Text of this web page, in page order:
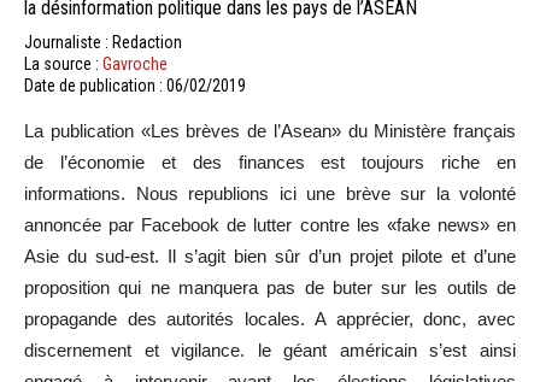
la désinformation politique dans les pays de l’ASEAN
Journaliste : Redaction
La source : Gavroche
Date de publication : 06/02/2019
La publication «Les brèves de l’Asean» du Ministère français
de l’économie et des finances est toujours riche en
informations. Nous republions ici une brève sur la volonté
annoncée par Facebook de lutter contre les «fake news» en
Asie du sud-est. Il s’agit bien sûr d’un projet pilote et d’une
proposition qui ne manquera pas de buter sur les outils de
propagande des autorités locales. A apprécier, donc, avec
discernement et vigilance. le géant américain s’est ainsi